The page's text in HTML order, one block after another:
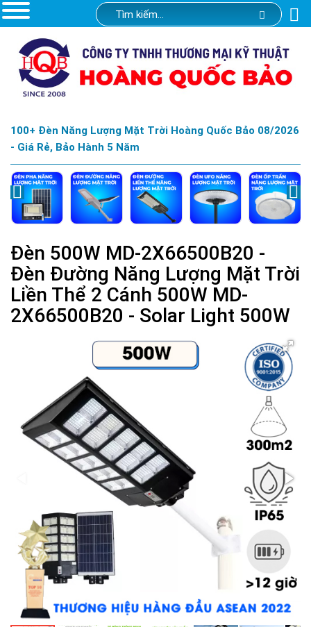
100+ Đèn Năng Lượng Mặt Trời Hoàng Quốc Bảo 08/2026
- Giá Rẻ, Bảo Hành 5 Năm
Đèn 500W MD-2X66500B20 -
Đèn Đường Năng Lượng Mặt Trời
Liền Thể 2 Cánh 500W MD-
2X66500B20 - Solar Light 500W